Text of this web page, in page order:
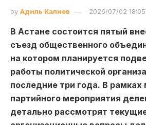
by Адиль Калиев 2026/07/02 18:05
В Астане состоится пятый
съезд общественного
на котором планируется
работы политической
последние три года. В
партийного мероприятия
детально рассмотрят